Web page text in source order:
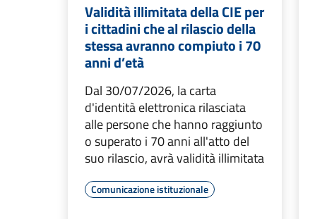
Validità illimitata della CIE per
i cittadini che al rilascio della
stessa avranno compiuto i 70
anni d’età
Dal 30/07/2026, la carta
d'identità elettronica rilasciata
alle persone che hanno raggiunto
o superato i 70 anni all'atto del
suo rilascio, avrà validità illimitata
Comunicazione istituzionale